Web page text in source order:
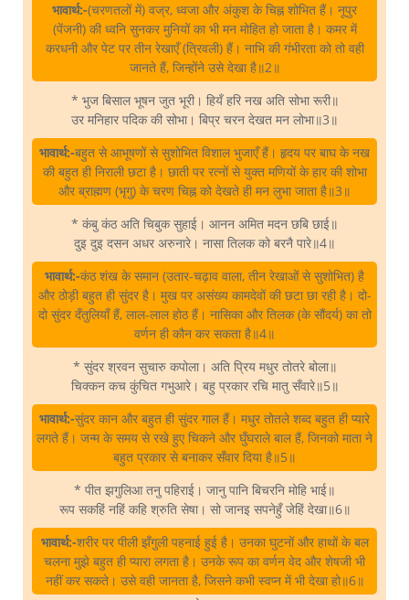
भावार्थ:-(चरणतलों में) वज्र, ध्वजा और अंकुश के चिह्न शोभित हैं। नूपुर
(पेंजनी) की ध्वनि सुनकर मुनियों का भी मन मोहित हो जाता है। कमर में
करधनी और पेट पर तीन रेखाएँ (त्रिवली) हैं। नाभि की गंभीरता को तो वही
जानते हैं, जिन्होंने उसे देखा है॥2॥
* भुज बिसाल भूषन जुत भूरी। हियँ हरि नख अति सोभा रूरी॥
उर मनिहार पदिक की सोभा। बिप्र चरन देखत मन लोभा॥3॥
भावार्थ:-बहुत से आभूषणों से सुशोभित विशाल भुजाएँ हैं। हृदय पर बाघ के नख
की बहुत ही निराली छटा है। छाती पर रत्नों से युक्त मणियों के हार की शोभा
और ब्राह्मण (भृगु) के चरण चिह्न को देखते ही मन लुभा जाता है॥3॥
* कंबु कंठ अति चिबुक सुहाई। आनन अमित मदन छबि छाई॥
दुइ दुइ दसन अधर अरुनारे। नासा तिलक को बरनै पारे॥4॥
भावार्थ:-कंठ शंख के समान (उतार-चढ़ाव वाला, तीन रेखाओं से सुशोभित) है
और ठोड़ी बहुत ही सुंदर है। मुख पर असंख्य कामदेवों की छटा छा रही है। दो-
दो सुंदर दँतुलियाँ हैं, लाल-लाल होठ हैं। नासिका और तिलक (के सौंदर्य) का तो
वर्णन ही कौन कर सकता है॥4॥
* सुंदर श्रवन सुचारु कपोला। अति प्रिय मधुर तोतरे बोला॥
चिक्कन कच कुंचित गभुआरे। बहु प्रकार रचि मातु सँवारे॥5॥
भावार्थ:-सुंदर कान और बहुत ही सुंदर गाल हैं। मधुर तोतले शब्द बहुत ही प्यारे
लगते हैं। जन्म के समय से रखे हुए चिकने और घुँघराले बाल हैं, जिनको माता ने
बहुत प्रकार से बनाकर सँवार दिया है॥5॥
* पीत झगुलिआ तनु पहिराई। जानु पानि बिचरनि मोहि भाई॥
रूप सकहिं नहिं कहि श्रुति सेषा। सो जानइ सपनेहुँ जेहिं देखा॥6॥
भावार्थ:-शरीर पर पीली झँगुली पहनाई हुई है। उनका घुटनों और हाथों के बल
चलना मुझे बहुत ही प्यारा लगता है। उनके रूप का वर्णन वेद और शेषजी भी
नहीं कर सकते। उसे वही जानता है, जिसने कभी स्वप्न में भी देखा हो॥6॥